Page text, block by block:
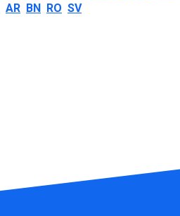
AR BN RO SV